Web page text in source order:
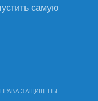
самую
ЗАЩИЩЕНЫ.